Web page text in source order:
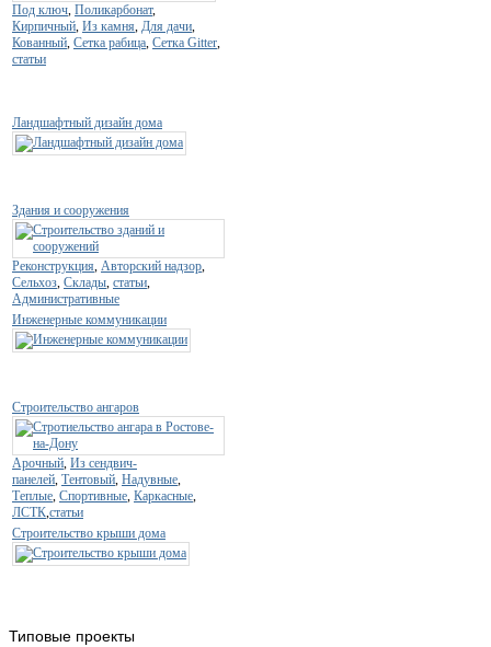
Под ключ Поликарбонат,
Кирпичный Из камня Для дачи
Кованный Сетка рабица Сетка Gitter
статьи
Ландшафтный дизайн дома
Здания и сооружения
Реконструкция Авторский надзор
Сельхоз Склады статьи
Административные
Инженерные коммуникации
Строительство ангаров
Арочный Из сендвич-
панелей Тентовый Надувные
Теплые Спортивные Каркасные
ЛСТК статьи
Строительство крыши дома
Типовые проекты